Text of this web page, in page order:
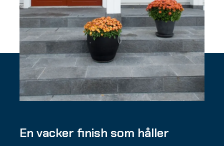
En vacker finish som håller